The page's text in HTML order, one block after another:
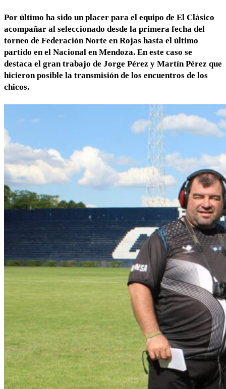
Por último ha sido un placer para el equipo de El Clásico
acompañar al seleccionado desde la primera fecha del
torneo de Federación Norte en Rojas hasta el último
partido en el Nacional en Mendoza. En este caso se
destaca el gran trabajo de Jorge Pérez y Martín Pérez que
hicieron posible la transmisión de los encuentros de los
chicos.